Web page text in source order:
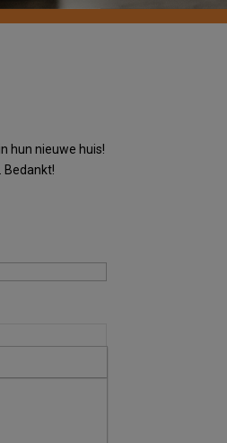
hun nieuwe huis!
Bedankt!